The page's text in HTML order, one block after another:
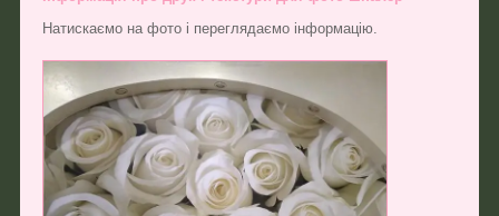
Натискаємо на фото і переглядаємо інформацію.